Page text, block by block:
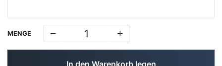
MENGE
In den Warenkorb legen